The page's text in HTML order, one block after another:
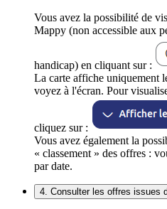
Vous avez la possibilité de
Mappy (non accessible aux
handicap) en cliquant sur :
La carte affiche uniquement
voyez à l'écran. Pour
cliquez sur :
Vous avez également la
« classement » des offres :
par date.
4. Consulter les offres issues